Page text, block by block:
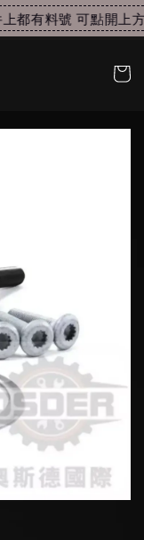
都有料號 可點開上